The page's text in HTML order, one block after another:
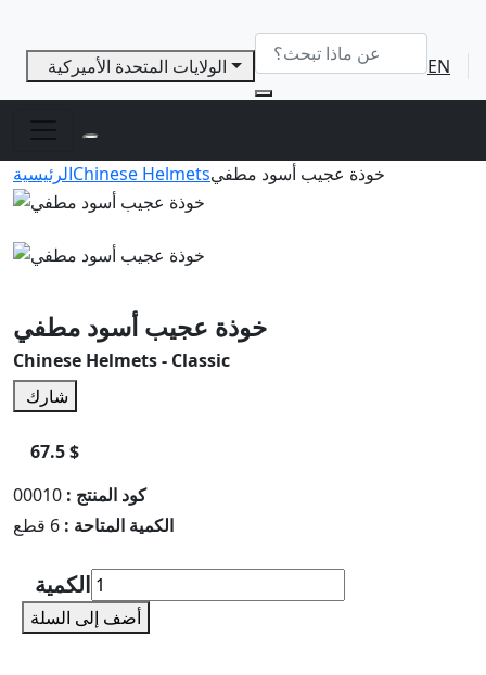
EN
الرئيسيةChinese Helmetsخوذة عجيب أسود مطفي
خوذة عجيب أسود مطفي
Chinese Helmets - Classic
شارك
67.5 $
كود المنتج :
الكمية المتاحة : 6 قطع
الكمية
أضف إلى السلة